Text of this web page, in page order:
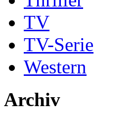
TV
TV-Serie
Western
Archiv